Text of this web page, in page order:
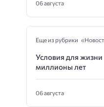
06 августа
Еще из рубрики
Условия для
миллионы лет
06 августа